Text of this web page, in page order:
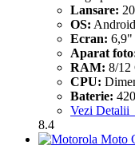
Lansare:
OS:
Ecran: 6,9"
Aparat
RAM: 8/12
CPU:
Baterie:
Vezi Detalii
8.4